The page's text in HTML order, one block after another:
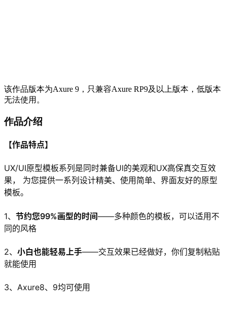
该作品版本为Axure 9，只兼容Axure RP9及以上版本，低版本
无法使用。
作品介绍
【作品特点】
UX/UI原型模板系列是同时兼备UI的美观和UX高保真交互效
果， 为您提供一系列设计精美、使用简单、界面友好的原型
模板。
1、 节约您99%画型的时间——多种颜色的模板，可以适用不
同的风格
2、 小白也能轻易上手——交互效果已经做好，你们复制粘贴
就能使用
3、Axure8、9均可使用